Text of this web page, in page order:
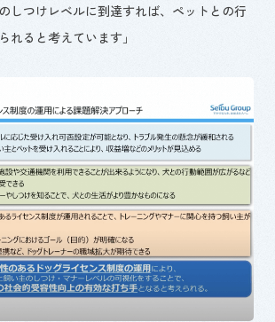
しつけレベルに到達すれば、ペットとの行
れると考えています」